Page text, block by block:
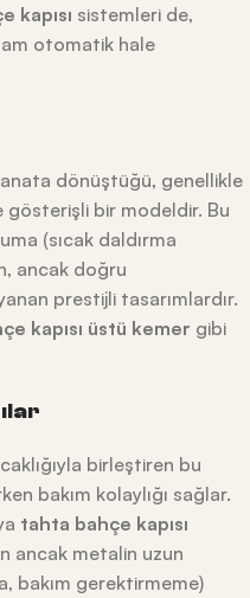
kapısı sistemleri de,
otomatik hale
dönüştüğü, genellikle
gösterişli bir modeldir. Bu
(sıcak daldırma
ancak doğru
prestijli tasarımlardır.
kapısı üstü kemer gibi
birleştiren bu
bakım kolaylığı sağlar.
tahta bahçe kapısı
ancak metalin uzun
bakım gerektirmeme)